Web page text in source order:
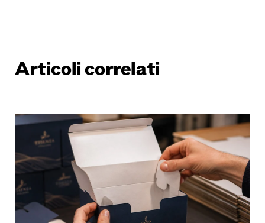
Articoli correlati